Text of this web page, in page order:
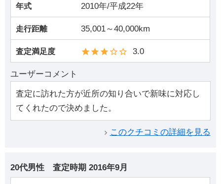
年式 2010年/平成22年
走行距離 35,001～40,000km
査定満足度 3.0
ユーザーコメント
査定に訪れた方が近所の知り合いで新味に対応し
てくれたので決めました。
このクチコミの詳細を見る
20代男性 査定時期 2016年9月